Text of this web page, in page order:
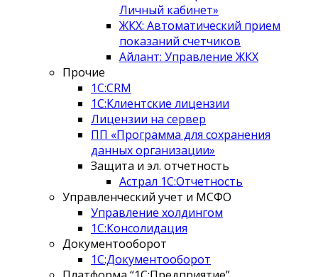
Личный кабинет»
ЖКХ: Автоматический прием
показаний счетчиков
Айлант: Управление ЖКХ
Прочие
1С:CRM
1С:Клиентские лицензии
Лицензии на сервер
ПП «Программа для сохранения
данных организации»
Защита и эл. отчетность
Астрал 1С:Отчетность
Управленческий учет и МСФО
Управление холдингом
1С:Консолидация
Документооборот
1С:Документооборот